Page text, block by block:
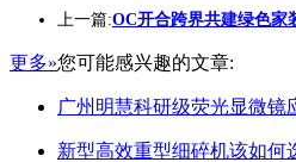
上一篇:OC开合跨界共建绿色家
更多»您可能感兴趣的文章:
广州明慧科研级荧光显微镜
新型高效重型细碎机该如何